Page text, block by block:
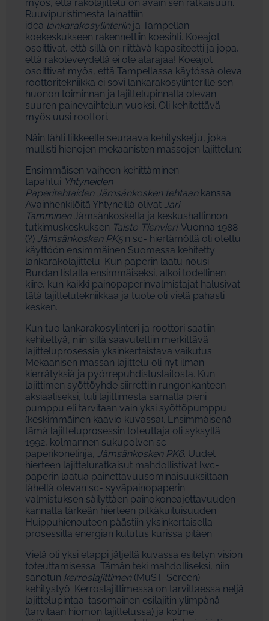
myös, että rakolajittelu on avain sen ratkaisuun.
Ruuvipuristimesta lainattiin
idea lankarakosylinteriinja Tampellan
koekeskukseen rakennettiin koesihti. Koeajot
osoittivat, että sillä on riittävä kapasiteetti ja jopa,
että rakoleveydellä ei ole alarajaa! Koeajot
osoittivat myös, että Tampellassa käytössä oleva
roottoritekniikka ei sovi lankarakosylinterille sen
huonon toiminnan ja lajittelupinnalla olevan
suuren painevaihtelun vuoksi. Oli kehitettävä
myös uusi roottori.
Näin lähti liikkeelle seuraava kehitysketju, joka
mullisti hienojen mekaanisten massojen lajittelun:
Ensimmäisen vaiheen kehittäminen
tapahtui Yhtyneiden
Paperitehtaiden Jämsänkosken tehtaankanssa.
Avainhenkilöitä Yhtyneillä olivat Jari
TamminenJämsänkoskella ja keskushallinnon
tutkimuskeskuksen Taisto Tienvieri. Vuonna 1988
(?) Jämsänkosken PK5:n sc- hiertämöllä oli otettu
käyttöön ensimmäinen Suomessa kehitetty
lankarakolajittelu. Kun paperin laatu nousi
Burdan listalla ensimmäiseksi, alkoi todellinen
kiire, kun kaikki painopaperinvalmistajat halusivat
tätä lajittelutekniikkaa ja tuote oli vielä pahasti
kesken.
Kun tuo lankarakosylinteri ja roottori saatiin
kehitettyä, niin sillä saavutettiin merkittävä
lajitteluprosessia yksinkertaistava vaikutus.
Mekaanisen massan lajittelu oli nyt ilman
kierrätyksiä ja pyörrepuhdistuslaitosta. Kun
lajittimen syöttöyhde siirrettiin rungonkanteen
aksiaaliseksi, tuli lajittimesta samalla pieni
pumppu eli tarvitaan vain yksi syöttöpumppu
(keskimmäinen kaavio kuvassa). Ensimmäisenä
tämä lajitteluprosessin toteuttaja oli syksyllä
1992, kolmannen sukupolven sc-
paperikonelinja, Jämsänkosken PK6. Uudet
hierteen lajitteluratkaisut mahdollistivat lwc-
paperin laatua painettavuusominaisuuksiltaan
lähellä olevan sc- syväpainopaperin
valmistuksen säilyttäen painokoneajettavuuden
kannalta tärkeän hierteen pitkäkuituisuuden.
Huippuhienouteen päästiin yksinkertaisella
prosessilla energian kulutus kurissa pitäen.
Vielä oli yksi etappi jäljellä kuvassa esitetyn vision
toteuttamisessa. Tämän teki mahdolliseksi, niin
sanotun kerroslajittimen(MuST-Screen)
kehitystyö. Kerroslajittimessa on tarvittaessa neljä
lajittelupintaa: tasomainen esilajitin ylimpänä
(tarvitaan hiomon lajittelussa) ja kolme